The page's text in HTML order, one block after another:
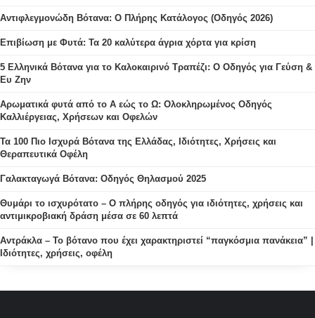
Αντιφλεγμονώδη Βότανα: Ο Πλήρης Κατάλογος (Οδηγός 2026)
Επιβίωση με Φυτά: Τα 20 καλύτερα άγρια χόρτα για κρίση
5 Ελληνικά Βότανα για το Καλοκαιρινό Τραπέζι: Ο Οδηγός για Γεύση &
Ευ Ζην
Αρωματικά φυτά από το Α εώς το Ω: Ολοκληρωμένος Οδηγός
Καλλιέργειας, Χρήσεων και Οφελών
Τα 100 Πιο Ισχυρά Βότανα της Ελλάδας, Ιδιότητες, Χρήσεις και
Θεραπευτικά Οφέλη
Γαλακταγωγά Βότανα: Οδηγός Θηλασμού 2025
Θυμάρι το ισχυρότατο – Ο πλήρης οδηγός για ιδιότητες, χρήσεις και
αντιμικροβιακή δράση μέσα σε 60 λεπτά
Αντράκλα – Το βότανο που έχει χαρακτηριστεί “παγκόσμια πανάκεια” |
Ιδιότητες, χρήσεις, οφέλη